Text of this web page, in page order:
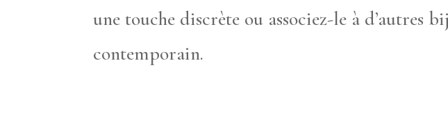
une touche discrète ou associez-le à
contemporain.